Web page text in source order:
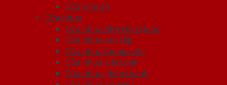
Cửa vòm gỗ
Cửa nhựa
Cửa nhựa ABS Hàn Quốc
Cửa nhựa cao cấp
Cửa nhựa Composite
Cửa nhựa Đài Loan
Cửa nhựa ghép thanh